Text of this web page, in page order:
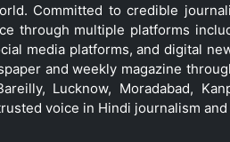
Committed to credible
through multiple platforms
media platforms, and digital
and weekly magazine
Lucknow, Moradabad,
voice in Hindi journalism